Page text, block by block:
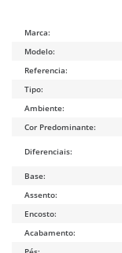
Marca:
Modelo:
Referencia:
Tipo:
Ambiente:
Cor Predominante:
Diferenciais:
Base:
Assento:
Encosto:
Acabamento: